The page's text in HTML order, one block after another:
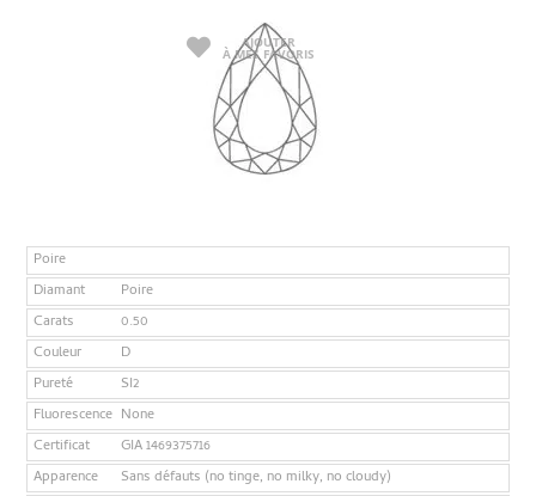
AJOUTER
À MES FAVORIS
Poire
Diamant
Poire
Carats
0.50
Couleur
D
Pureté
SI2
Fluorescence None
Certificat
GIA 1469375716
Apparence
Sans défauts (no tinge, no milky, no cloudy)